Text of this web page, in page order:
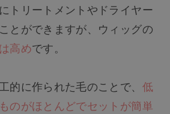
トリートメントやドライヤー
とができますが、ウィッグの
高めです。
的に作られた毛のことで、 低
のがほとんどでセットが簡単